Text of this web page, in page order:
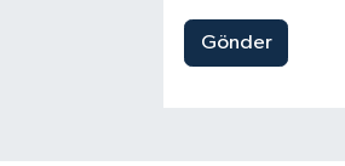
Gönder